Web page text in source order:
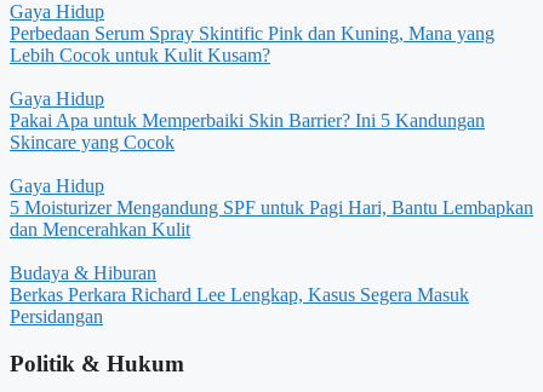
Gaya Hidup
Perbedaan Serum Spray Skintific Pink dan Kuning, Mana yang
Lebih Cocok untuk Kulit Kusam?
Gaya Hidup
Pakai Apa untuk Memperbaiki Skin Barrier? Ini 5 Kandungan
Skincare yang Cocok
Gaya Hidup
5 Moisturizer Mengandung SPF untuk Pagi Hari, Bantu Lembapkan
dan Mencerahkan Kulit
Budaya & Hiburan
Berkas Perkara Richard Lee Lengkap, Kasus Segera Masuk
Persidangan
Politik & Hukum